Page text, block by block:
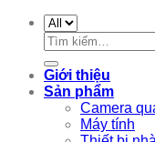
Tìm
kiếm:
Giới thiệu
Sản phẩm
Camera
Máy tính